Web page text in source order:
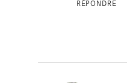
RÉPONDRE